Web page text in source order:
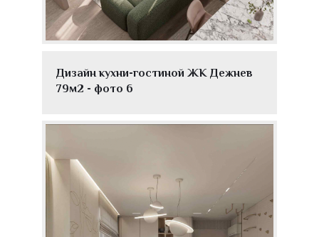
Дизайн кухни-гостиной ЖК Дежнев
79м2 - фото 6